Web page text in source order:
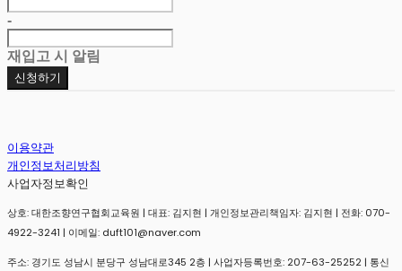
-
재입고 시 알림
신청하기
이용약관
개인정보처리방침
사업자정보확인
상호: 대한조향연구협회교육원 | 대표: 김지현 | 개인정보관리책임자: 김지현 | 전화: 070-
4922-3241 | 이메일: duft101@naver.com
주소: 경기도 성남시 분당구 성남대로345 2층 | 사업자등록번호: 207-63-25252 | 통신